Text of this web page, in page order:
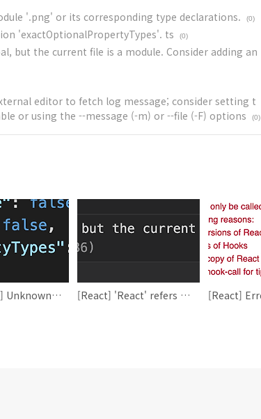
'.png' or its corresponding type declarations.
(0)
'exactOptionalPropertyTypes'. ts (0)
but the current file is a module. Consider adding an
editor to fetch log message; consider setting t
or using the --message (-m) or --file (-F) options
(0)
[Typescript] Unknown compiler option 'exactOptionalPropertyTypes'. ts [React] 'React' refers to a UMD global, but the current file is a module. Consider adding an import instead.